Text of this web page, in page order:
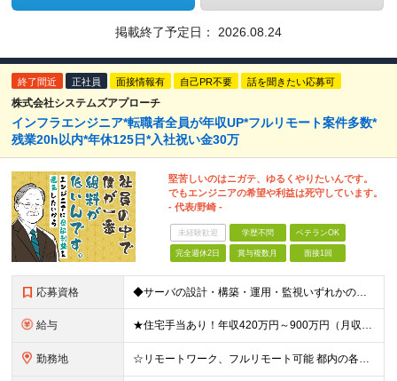
掲載終了予定日： 2026.08.24
終了間近 正社員 面接情報有 自己PR不要 話を聞きたい応募可
株式会社システムズアプローチ
インフラエンジニア*転職者全員が年収UP*フルリモート案件多数*
残業20h以内*年休125日*入社祝い金30万
堅苦しいのはニガテ、ゆるくやりたいんです。
でもエンジニアの希望や利益は死守しています。
- 代表/野崎 -
未経験歓迎 学歴不問 ベテランOK
完全週休2日 賞与複数月 面接1回
応募資格 ◆サーバの設計・構築・運用・監視いずれかの経験 ※「今は運用メインだけど上流工程を手がけたい」という方も案件を調整します！ ※開発エンジニアからのキャリアチェンジを目指して勉強中の方も歓迎です！ ※学
給与 ★住宅手当あり！年収420万円～900万円（月収28万～60万円） ★当社への転職者全員が、前職と比べて年収アップを実現しています！ ■実務経験5年以上 ＜年収600万円～（月収39.5万円～）※各
勤務地 ☆リモートワーク、フルリモート可能 都内の各プロジェクト先にてご勤務いただきます。 勤務地は、希望を考慮して決定いたします。 ※会社都合による転勤はありません ※変更の範囲：上記を除く当社関連勤務